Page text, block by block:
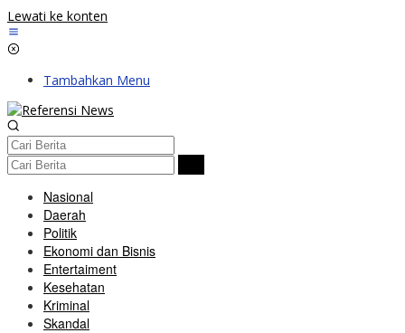
Lewati ke konten
Tambahkan Menu
Nasional
Daerah
Politik
Ekonomi dan Bisnis
Entertaiment
Kesehatan
Kriminal
Skandal